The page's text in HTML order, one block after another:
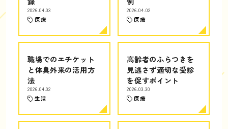
2026.04.03
医療
2026.04.02
医療
職場でのエチケット
と体臭外来の活用方
法
2026.04.02
生活
高齢者のふらつきを
見逃さず適切な受診
を促すポイント
2026.03.30
医療